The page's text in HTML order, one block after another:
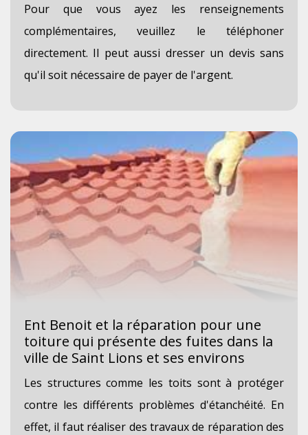
Pour que vous ayez les renseignements
complémentaires, veuillez le téléphoner
directement. Il peut aussi dresser un devis sans
qu'il soit nécessaire de payer de l'argent.
Ent Benoit et la réparation pour une
toiture qui présente des fuites dans la
ville de Saint Lions et ses environs
Les structures comme les toits sont à protéger
contre les différents problèmes d'étanchéité. En
effet, il faut réaliser des travaux de réparation des